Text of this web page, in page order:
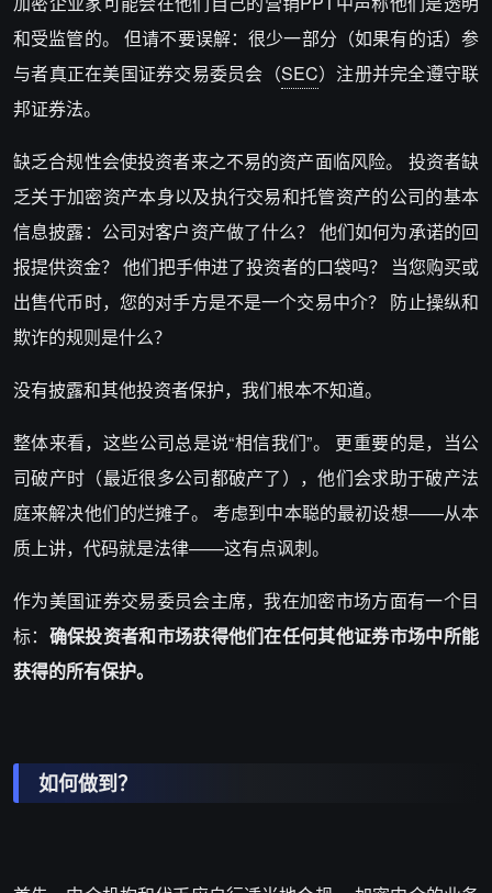
和受监管的。 但请不要误解：很少一部分（如果有的话）参
与者真正在美国证券交易委员会（SEC）注册并完全遵守联
邦证券法。
缺乏合规性会使投资者来之不易的资产面临风险。 投资者缺
乏关于加密资产本身以及执行交易和托管资产的公司的基本
信息披露：公司对客户资产做了什么？ 他们如何为承诺的回
报提供资金？ 他们把手伸进了投资者的口袋吗？ 当您购买或
出售代币时，您的对手方是不是一个交易中介？ 防止操纵和
欺诈的规则是什么？
没有披露和其他投资者保护，我们根本不知道。
整体来看，这些公司总是说“相信我们”。 更重要的是，当公
司破产时（最近很多公司都破产了），他们会求助于破产法
庭来解决他们的烂摊子。 考虑到中本聪的最初设想——从本
质上讲，代码就是法律——这有点讽刺。
作为美国证券交易委员会主席，我在加密市场方面有一个目
标： 确保投资者和市场获得他们在任何其他证券市场中所能
获得的所有保护。
如何做到？